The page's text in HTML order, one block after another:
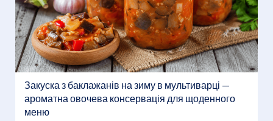
Закуска з баклажанів на зиму в мультиварці —
ароматна овочева консервація для щоденного
меню